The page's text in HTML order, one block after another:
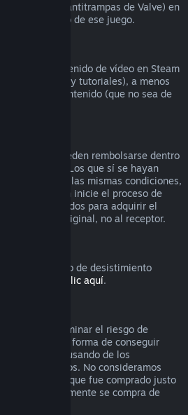
(el sistema antitrampas de Valve) en
al reembolso de ese juego.
por contenido de vídeo en Steam
episodios y tutoriales), a menos
con otro contenido (que no sea de
activado pueden rembolsarse dentro
días/2 horas. Los que sí se hayan
en las mismas condiciones,
regalo quien inicie el proceso de
fondos utilizados para adquirir el
comprador original, no al receptor.
el derecho de desistimiento
haz clic aquí.
para eliminar el riesgo de
no como una forma de conseguir
que estás abusando de los
de ofrecértelos. No consideramos
de un título que fue comprado justo
inmediatamente se compra de